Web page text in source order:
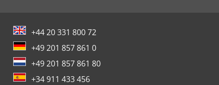
+44 20 331 800 72
+49 201 857 861 0
+49 201 857 861 80
+34 911 433 456